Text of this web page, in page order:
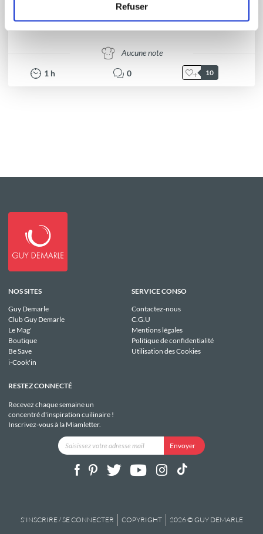
Refuser
Conseillère Guy Demarle
Aucune note
1 h 0 10
NOS SITES
Guy Demarle
Club Guy Demarle
Le Mag'
Boutique
Be Save
i-Cook'in
SERVICE CONSO
Contactez-nous
C.G.U
Mentions légales
Politique de confidentialité
Utilisation des Cookies
RESTEZ CONNECTÉ
Recevez chaque semaine un
concentré d'inspiration cuilinaire !
Inscrivez-vous à la Miamletter.
S'INSCRIRE / SE CONNECTER COPYRIGHT 2026 © GUY DEMARLE